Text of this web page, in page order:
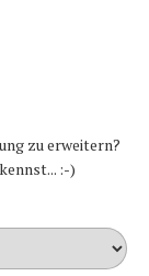
zu erweitern?
:-)